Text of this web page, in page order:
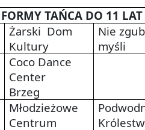
TAŃCA DO 11 LAT
Żarski Dom
Kultury
Nie
myśli
Coco Dance
Center
Brzeg
Młodzieżowe
Centrum